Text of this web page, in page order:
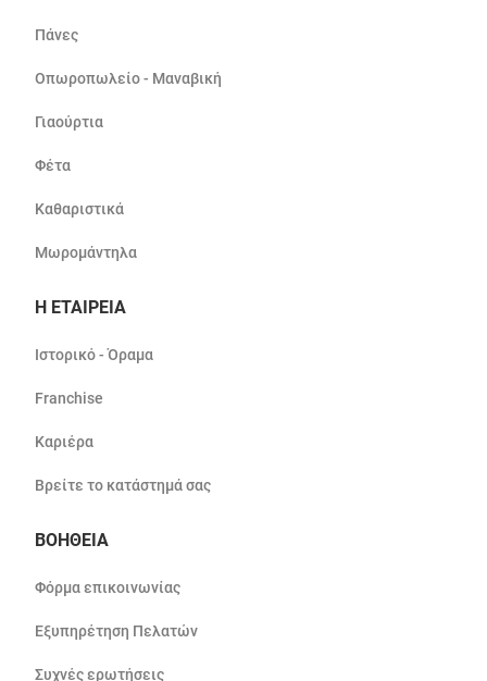
Πάνες
Οπωροπωλείο - Μαναβική
Γιαούρτια
Φέτα
Καθαριστικά
Μωρομάντηλα
Η ΕΤΑΙΡΕΙΑ
Ιστορικό - Όραμα
Franchise
Καριέρα
Βρείτε το κατάστημά σας
ΒΟΗΘΕΙΑ
Φόρμα επικοινωνίας
Εξυπηρέτηση Πελατών
Συχνές ερωτήσεις